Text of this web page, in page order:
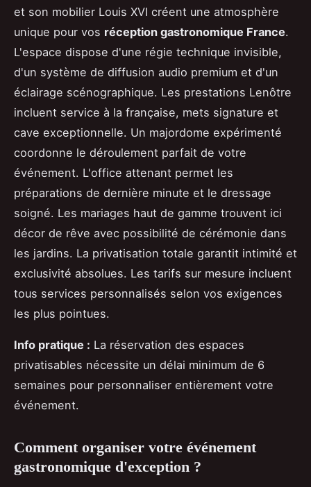
et son mobilier Louis XVI créent une atmosphère
unique pour vos réception gastronomique France.
L'espace dispose d'une régie technique invisible,
d'un système de diffusion audio premium et d'un
éclairage scénographique. Les prestations Lenôtre
incluent service à la française, mets signature et
cave exceptionnelle. Un majordome expérimenté
coordonne le déroulement parfait de votre
événement. L'office attenant permet les
préparations de dernière minute et le dressage
soigné. Les mariages haut de gamme trouvent ici
décor de rêve avec possibilité de cérémonie dans
les jardins. La privatisation totale garantit intimité et
exclusivité absolues. Les tarifs sur mesure incluent
tous services personnalisés selon vos exigences
les plus pointues.
Info pratique : La réservation des espaces
privatisables nécessite un délai minimum de 6
semaines pour personnaliser entièrement votre
événement.
Comment organiser votre événement
gastronomique d'exception ?